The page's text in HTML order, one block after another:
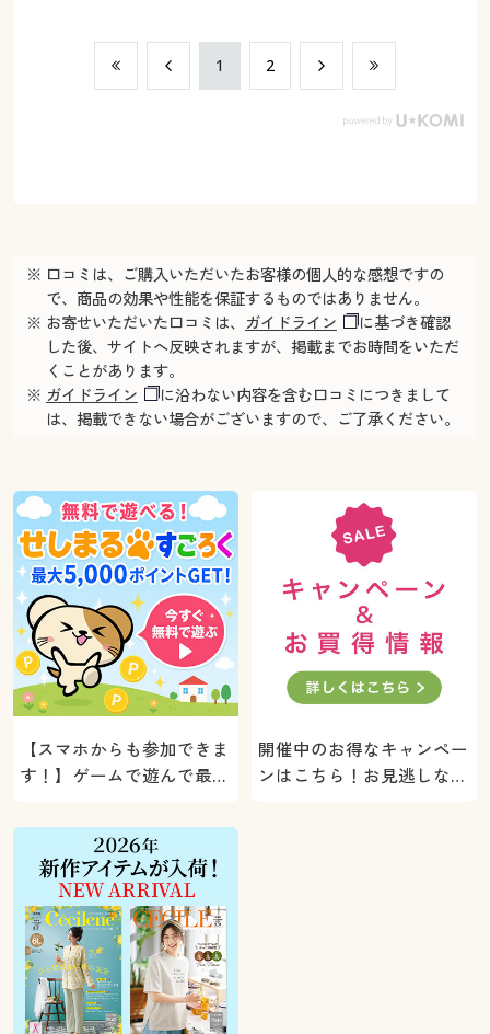
​1 ​2
※ 口コミは、ご購入いただいたお客様の個人的な感想ですの
で、商品の効果や性能を保証するものではありません。
※ お寄せいただいた口コミは、 ガイドライン
に基づき確認
した後、サイトへ反映されますが、掲載までお時間をいただ
くことがあります。
※ ガイドライン
に沿わない内容を含む口コミにつきまして
は、掲載できない場合がございますので、ご了承ください。
【スマホからも参加できま
す！】ゲームで遊んで最大
ト！
開催中のお得なキャンペー
ンはこちら！お見逃しな